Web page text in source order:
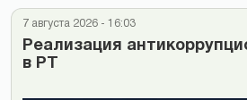
7 августа 2026 - 16:03
Реализация
в РТ